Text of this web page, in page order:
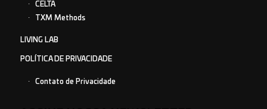
CELTA
TXM Methods
LIVING LAB
POLÍTICA DE PRIVACIDADE
Contato de Privacidade